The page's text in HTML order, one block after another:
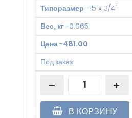
Типоразмер -15 х 3/4"
Вес, кг-0.065
Цена-481.00
Под заказ
В КОРЗИНУ